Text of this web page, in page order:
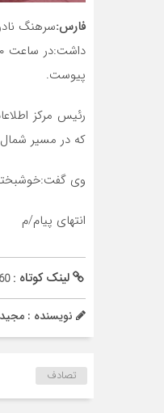
فارس:سرهنگ
داشت:در ساعت ۲۰ و ۴۵ دقیقه شب گذشته
پیوست.
رئیس مرکز
که در مسیر شمال به
وی
انتهای پیام/م
لینک کوتاه :
نویسنده : مجید
تصادف